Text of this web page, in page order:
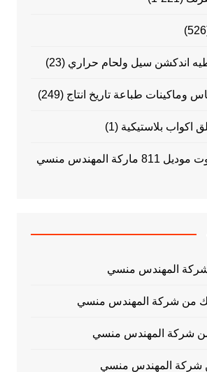
اندكشن سيل ولحام حراري (23)
وماكينات طباعة تاريخ انتاج (249)
اكواب بلاستيكية (1)
المهندس منسي
المهندس منسي
من شركة المهندس منسي
من شركة المهندس منسي
شركة المهندس منسي